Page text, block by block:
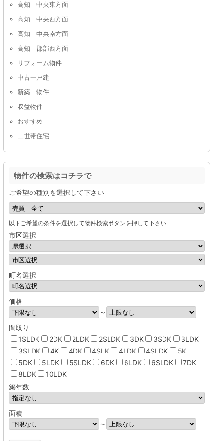
高知 中央東方面
高知 中央西方面
高知 中央南方面
高知 郡部西方面
リフォーム物件
中古一戸建
新築 物件
収益物件
おすすめ
二世帯住宅
物件の検索はコチラで
ご希望の種別を選択して下さい
以下ご希望の条件を選択して物件検索ボタンを押して下さい
市区選択
町名選択
価格
～
間取り
1SLDK
2DK 2LDK 2SLDK 3DK 3SDK
3LDK
3SLDK
4K 4DK 4SLK 4LDK 4SLDK
5K
5DK
5LDK 5SLDK 6DK 6LDK 6SLDK
7DK
8LDK
10LDK
築年数
面積
～